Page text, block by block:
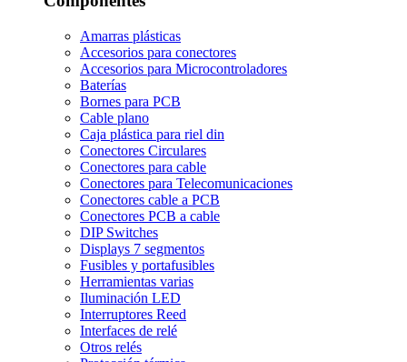
Amarras plásticas
Accesorios para conectores
Accesorios para Microcontroladores
Baterías
Bornes para PCB
Cable plano
Caja plástica para riel din
Conectores Circulares
Conectores para cable
Conectores para Telecomunicaciones
Conectores cable a PCB
Conectores PCB a cable
DIP Switches
Displays 7 segmentos
Fusibles y portafusibles
Herramientas varias
Iluminación LED
Interruptores Reed
Interfaces de relé
Otros relés